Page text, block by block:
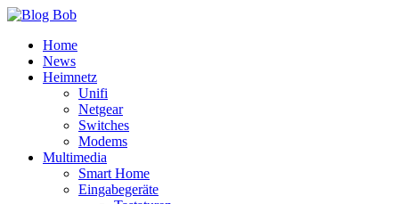
Home
News
Heimnetz
Unifi
Netgear
Switches
Modems
Multimedia
Smart Home
Eingabegeräte